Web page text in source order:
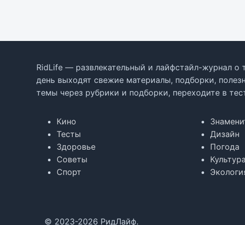
RidLife — развлекательный и лайфстайл-журнал о
день выходят свежие материалы, подборки,
темы через рубрики и подборки, переходите в
Кино
Тесты
Здоровье
Советы
Спорт
Дизайн
Погода
Культура
© 2023-2026 РидЛайф.